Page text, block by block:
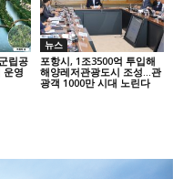
립공
운영
뉴스
포항시, 1조3500억 투입해
해양레저관광도시 조성…관
광객 1000만 시대 노린다